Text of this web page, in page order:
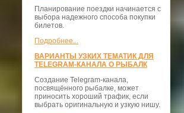
Планирование поездки начинается с
выбора надежного способа покупки
билетов.
Подробнее...
ВАРИАНТЫ УЗКИХ ТЕМАТИК ДЛЯ
TELEGRAM-КАНАЛА О РЫБАЛК
Создание Telegram-канала,
посвящённого рыбалке, может
приносить хороший трафик, если
выбрать оригинальную и узкую нишу.